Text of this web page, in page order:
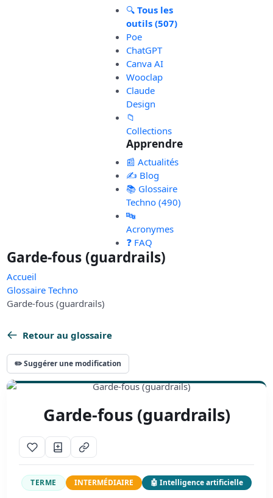
🔍 Tous les
outils (507)
Poe
ChatGPT
Canva AI
Wooclap
Claude
Design
📁
Collections
Apprendre
📰 Actualités
✍️ Blog
📚 Glossaire
Techno (490)
🔤
Acronymes
❓ FAQ
Garde-fous (guardrails)
Accueil
Glossaire Techno
Garde-fous (guardrails)
Retour au glossaire
✏️ Suggérer une modification
Garde-fous (guardrails)
TERME INTERMÉDIAIRE 🤖 Intelligence artificielle